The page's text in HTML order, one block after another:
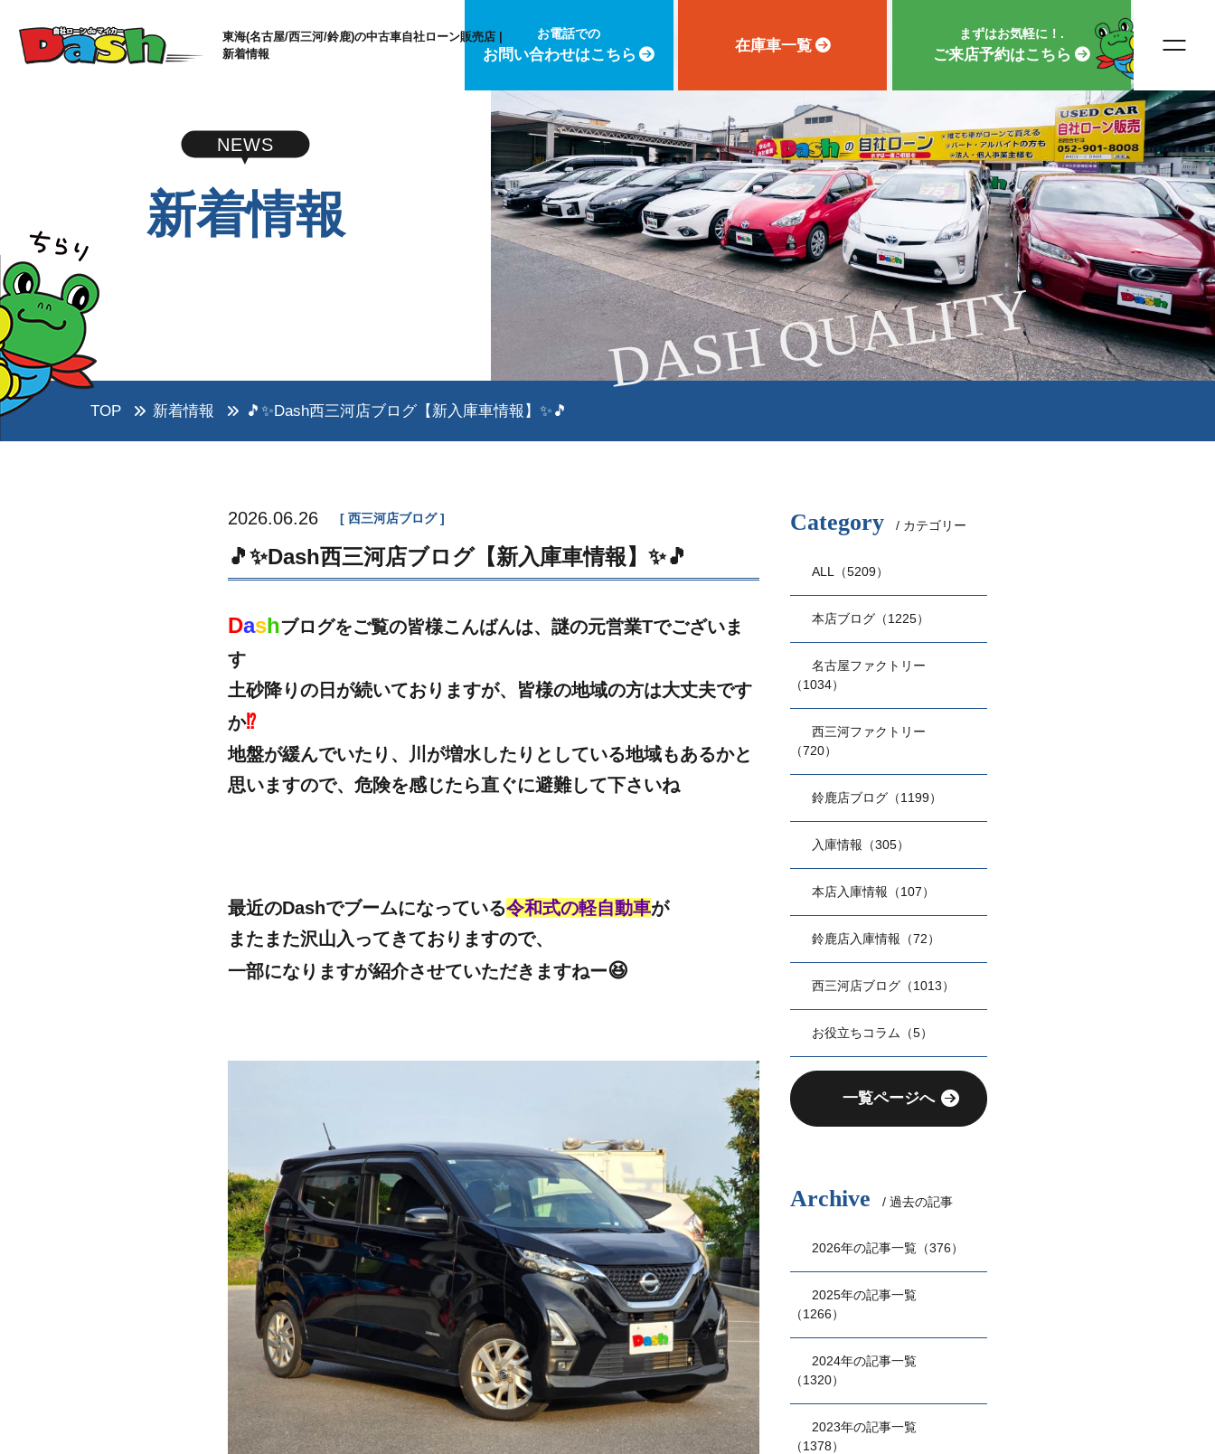
東海(名古屋/西三河/鈴鹿)の中古車自社ローン販売店 |
新着情報
お電話での
お問い合わせはこちら
在庫車一覧
まずはお気軽に！.
ご来店予約はこちら
DASH QUALITY
NEWS
新着情報
TOP 新着情報 🎵✨Dash西三河店ブログ【新入庫車情報】✨🎵
2026.06.26 西三河店ブログ
🎵✨Dash西三河店ブログ【新入庫車情報】✨🎵
Dashブログをご覧の皆様こんばんは、謎の元営業Tでございま
す
土砂降りの日が続いておりますが、皆様の地域の方は大丈夫です
か⁉
地盤が緩んでいたり、川が増水したりとしている地域もあるかと
思いますので、危険を感じたら直ぐに避難して下さいね
最近のDashでブームになっている令和式の軽自動車が
またまた沢山入ってきておりますので、
一部になりますが紹介させていただきますねー😆
Category / カテゴリー
ALL（5209）
本店ブログ（1225）
名古屋ファクトリー
（1034）
西三河ファクトリー
（720）
鈴鹿店ブログ（1199）
入庫情報（305）
本店入庫情報（107）
鈴鹿店入庫情報（72）
西三河店ブログ（1013）
お役立ちコラム（5）
一覧ページへ
Archive / 過去の記事
2026年の記事一覧（376）
2025年の記事一覧
（1266）
2024年の記事一覧
（1320）
2023年の記事一覧
（1378）